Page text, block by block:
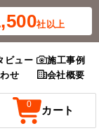
社以上
ビュー
施工事例
せ 会社概要
0 カート